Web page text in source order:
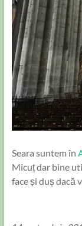
Seara suntem în
Micuț dar bine
face și duș dacă